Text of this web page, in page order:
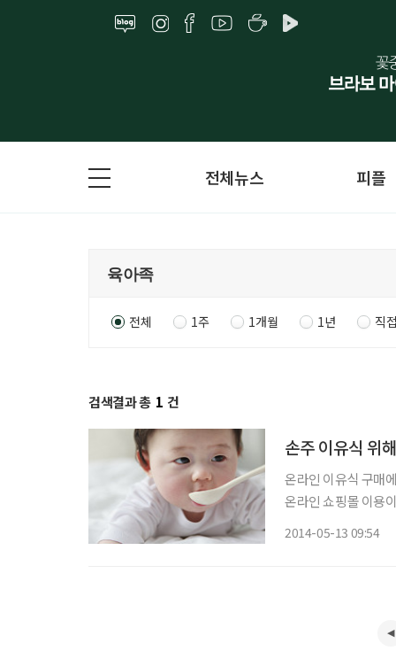
전체뉴스 피플
전체 1주 1개월 1년 직
검색결과 총 1 건
손주 이유식 위
온라인 이유식 구매에 조부모들의 바
온라인 쇼핑몰 이용
2014-05-13 09:54